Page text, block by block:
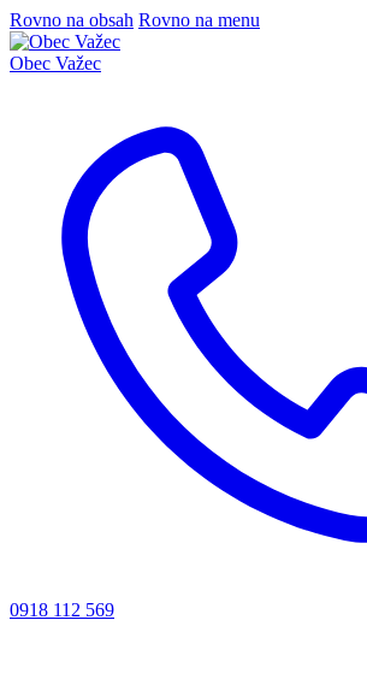
Rovno na obsah Rovno na menu
Obec Važec
0918 112 569